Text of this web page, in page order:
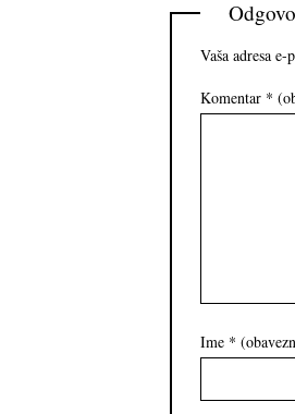
Vaša adresa
Komentar *
Ime *